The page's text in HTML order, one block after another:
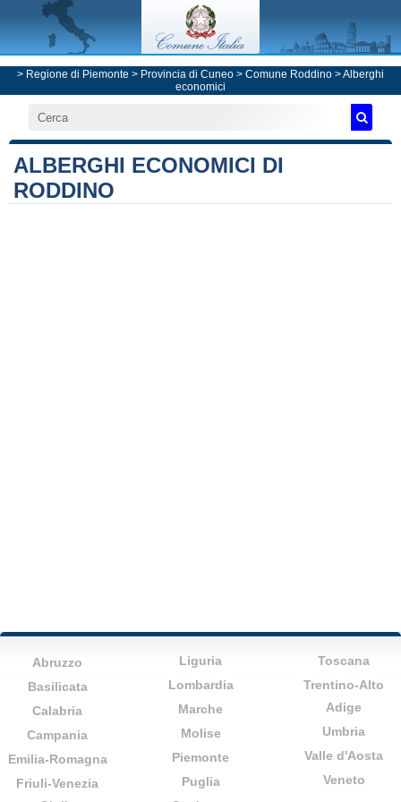
> Regione di Piemonte > Provincia di Cuneo > Comune Roddino > Alberghi
economici
ALBERGHI ECONOMICI DI
RODDINO
Abruzzo
Basilicata
Calabria
Campania
Emilia-Romagna
Friuli-Venezia
Liguria
Lombardia
Marche
Molise
Piemonte
Puglia
Toscana
Trentino-Alto
Adige
Umbria
Valle d'Aosta
Veneto